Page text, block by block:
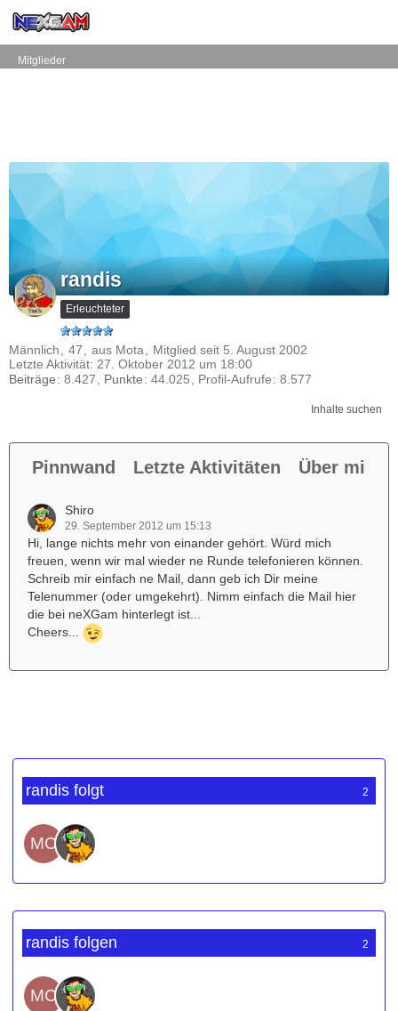
Mitglieder
randis
Erleuchteter
Männlich 47 aus Mota
Mitglied seit 5. August 2002
Letzte Aktivität: 27. Oktober 2012 um 18:00
Beiträge
8.427 Punkte 44.025 Profil-Aufrufe 8.577
Inhalte suchen
Pinnwand Letzte Aktivitäten Über mich
Shiro
29. September 2012 um 15:13
Hi, lange nichts mehr von einander gehört. Würd mich
freuen, wenn wir mal wieder ne Runde telefonieren können.
Schreib mir einfach ne Mail, dann geb ich Dir meine
Telenummer (oder umgekehrt). Nimm einfach die Mail hier
die bei neXGam hinterlegt ist...
Cheers...
randis folgt 2
randis folgen 2